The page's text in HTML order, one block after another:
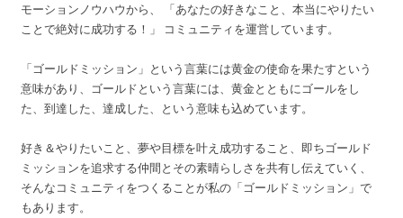
モーションノウハウから、 「あなたの好きなこと、本当にやりたい
ことで絶対に成功する！」 コミュニティを運営しています。
「ゴールドミッション」という言葉には黄金の使命を果たすという
意味があり、ゴールドという言葉には、黄金とともにゴールをし
た、到達した、達成した、という意味も込めています。
好き＆やりたいこと、夢や目標を叶え成功すること、即ちゴールド
ミッションを追求する仲間とその素晴らしさを共有し伝えていく、
そんなコミュニティをつくることが私の「ゴールドミッション」で
もあります。